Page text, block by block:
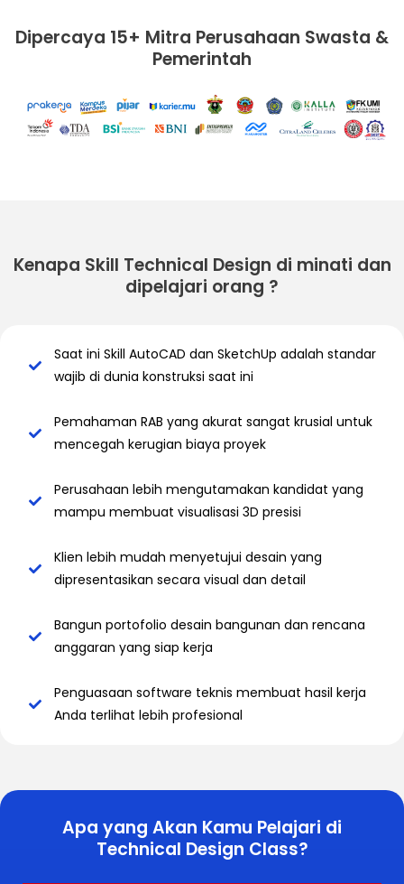
Dipercaya 15+ Mitra Perusahaan Swasta &
Pemerintah
Kenapa Skill Technical Design di minati dan
dipelajari orang ?
Saat ini Skill AutoCAD dan SketchUp adalah standar
wajib di dunia konstruksi saat ini
Pemahaman RAB yang akurat sangat krusial untuk
mencegah kerugian biaya proyek
⁠⁠Perusahaan lebih mengutamakan kandidat yang
mampu membuat visualisasi 3D presisi
Klien lebih mudah menyetujui desain yang
dipresentasikan secara visual dan detail
Bangun portofolio desain bangunan dan rencana
anggaran yang siap kerja
⁠⁠Penguasaan software teknis membuat hasil kerja
Anda terlihat lebih profesional
Apa yang Akan Kamu Pelajari di
Technical Design Class?